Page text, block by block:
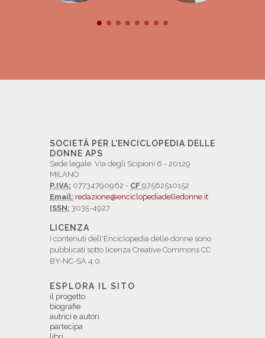
SOCIETÀ PER L'ENCICLOPEDIA DELLE
DONNE APS
Sede legale: Via degli Scipioni 6 - 20129
MILANO
P.IVA: 07734790962 - CF 97562510152
Email: redazione@enciclopediadelledonne.it
ISSN: 3035-4927
LICENZA
I contenuti dell'Enciclopedia delle donne sono
pubblicati sotto licenza Creative Commons CC
BY-NC-SA 4.0.
ESPLORA IL SITO
il progetto
biografie
autrici e autori
partecipa